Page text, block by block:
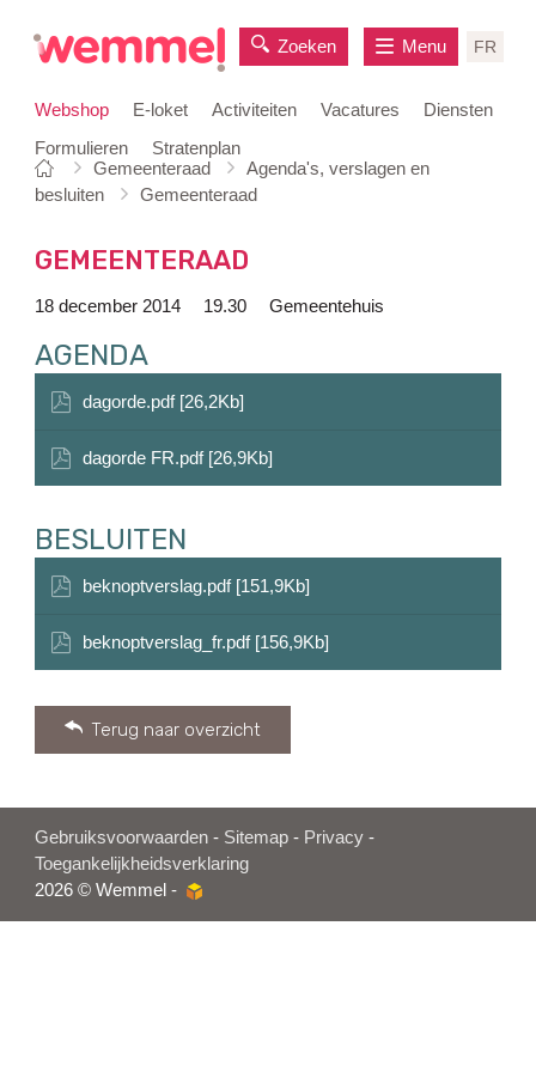
naar
Webshop E-loket Activiteiten Vacatures
Diensten
Formulieren
Stratenplan
Zoeken FR
Menu
Je
bent
Startpagina
Gemeenteraad
Agenda's, verslagen en
besluiten
Gemeenteraad
GEMEENTERAAD
18 december 2014 19.30 Gemeentehuis
AGENDA
dagorde.pdf [26,2Kb]
dagorde FR.pdf [26,9Kb]
BESLUITEN
beknoptverslag.pdf [151,9Kb]
beknoptverslag_fr.pdf [156,9Kb]
Terug naar overzicht
Gebruiksvoorwaarden - Sitemap - Privacy -
Toegankelijkheidsverklaring
2026 © Wemmel -